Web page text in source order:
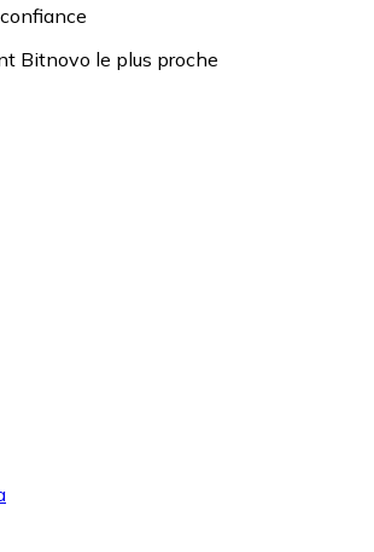
Bitnovo le plus proche